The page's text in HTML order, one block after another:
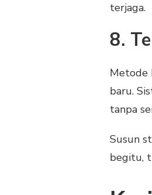
terjaga.
8.
Metode
baru.
tanpa
Susun
begitu,